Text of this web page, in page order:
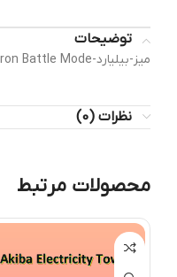
توضیحات
میز-بیلیارد-Chromatron Battle Mode
نظرات (0)
محصولات مرتبط